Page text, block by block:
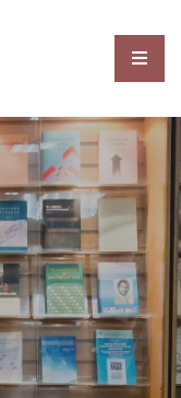
會科選